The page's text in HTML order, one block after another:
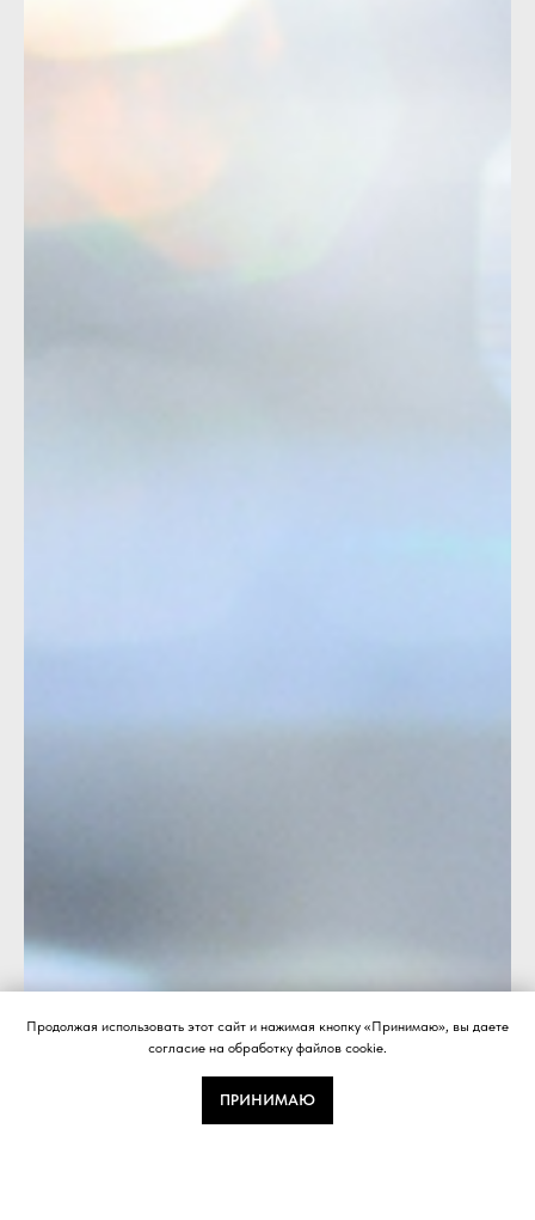
Продолжая использовать этот сайт и нажимая кнопку «Принимаю», вы даете
согласие на обработку файлов cookie.
ПРИНИМАЮ